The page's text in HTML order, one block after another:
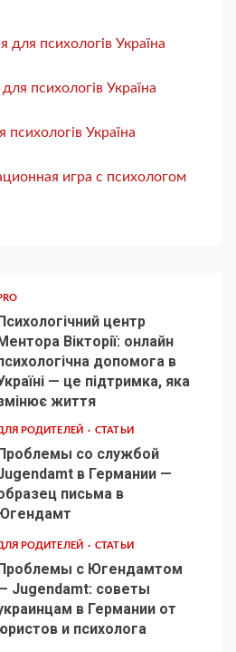
для психологів Україна
для психологів Україна
психологів Україна
игра с психологом
центр
Вікторії: онлайн
допомога в
— це підтримка, яка
життя
РОДИТЕЛЕЙ СТАТЬИ
Проблемы со службой
в Германии —
письма в
Югендамт
РОДИТЕЛЕЙ СТАТЬИ
Проблемы с Югендамтом
Jugendamt: советы
в Германии от
и психолога